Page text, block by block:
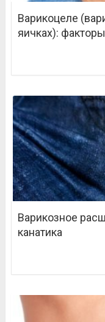
Варикоцеле
яичках):
Варикозное
канатика